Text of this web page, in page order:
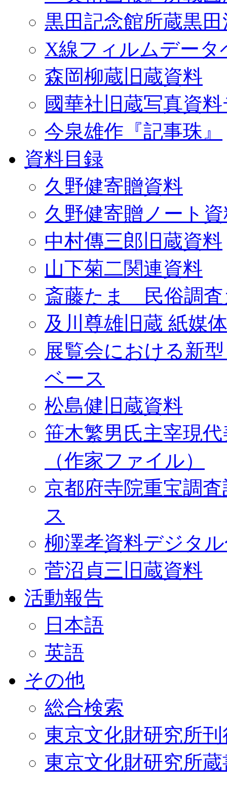
黒田記念館所蔵黒
X線フィルムデータ
森岡柳蔵旧蔵資料
國華社旧蔵写真資
今泉雄作『記事珠』
資料目録
久野健寄贈資料
久野健寄贈ノート
中村傳三郎旧蔵資料
山下菊二関連資料
斎藤たま 民俗調査
及川尊雄旧蔵 紙媒
展覧会における新
ベース
松島健旧蔵資料
笹木繁男氏主宰現
（作家ファイル）
京都府寺院重宝調
ス
柳澤孝資料デジタ
菅沼貞三旧蔵資料
活動報告
日本語
英語
その他
総合検索
東京文化財研究所
東京文化財研究所